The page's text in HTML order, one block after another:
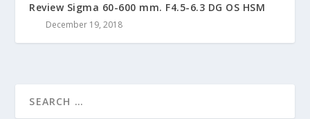
Review Sigma 60-600 mm. F4.5-6.3 DG OS HSM
December 19, 2018